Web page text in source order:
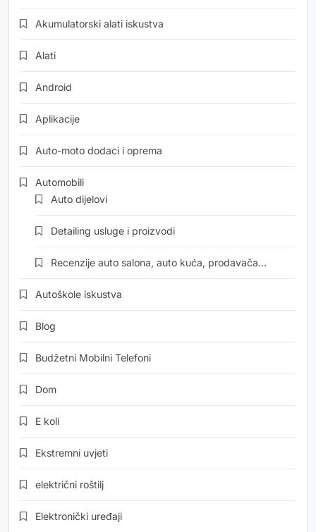
Akumulatorski alati iskustva
Alati
Android
Aplikacije
Auto-moto dodaci i oprema
Automobili
Auto dijelovi
Detailing usluge i proizvodi
Recenzije auto salona, auto kuća, prodavača…
Autoškole iskustva
Blog
Budžetni Mobilni Telefoni
Dom
E koli
Ekstremni uvjeti
električni roštilj
Elektronički uređaji